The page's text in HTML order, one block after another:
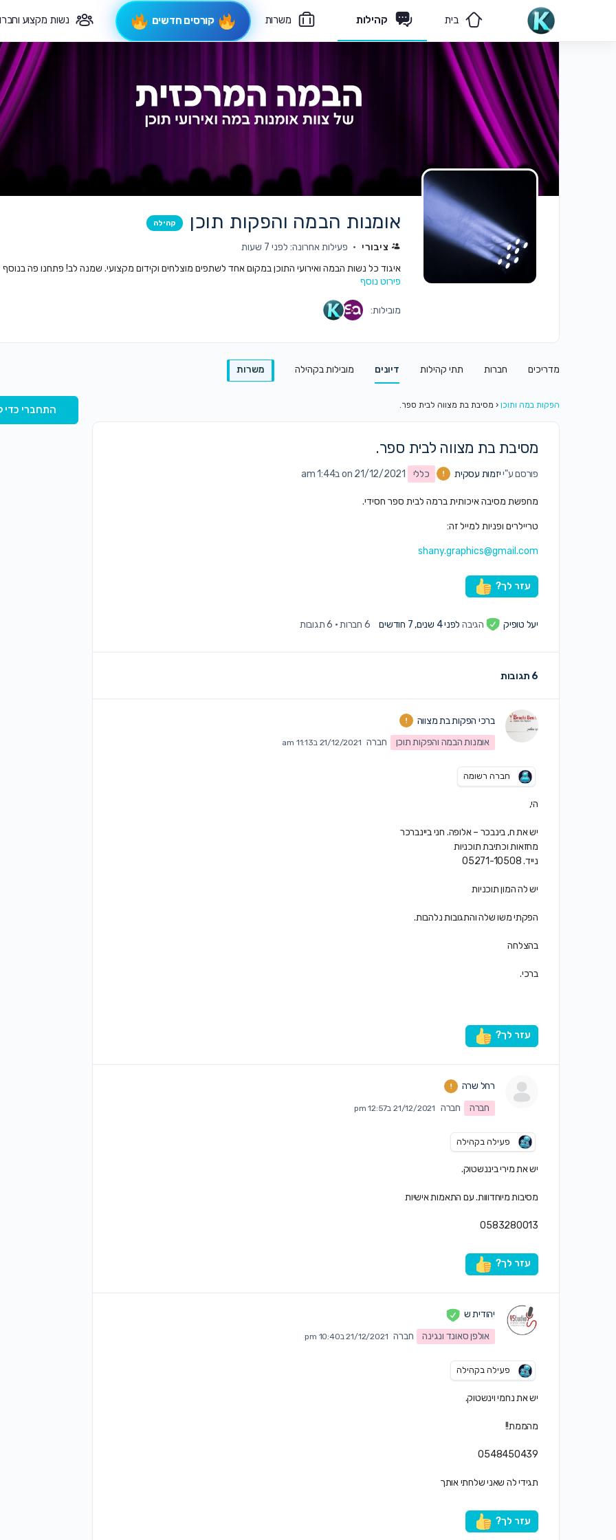
בית קהילות משרות קורסים חדשים נשות מקצוע
מאמרים
אומנות הבמה והפקות תוכן קהילה
ציבורי
פעילות אחרונה: לפני 7 שעות
איגוד כל נשות הבמה ואירועי התוכן במקום אחד לשתפים מוצלחים וקידום מקצועי. שמנה לב! פתחנו פה בנוסף
פירוט נוסף
מובילות:
מדריכים חברות תתי קהילות דיונים מובילות בקהילה משרות
הפקות במה ותוכן ‹ מסיבת בת מצווה לבית ספר.
מסיבת בת מצווה לבית ספר.
פורסם ע"ייזמות עסקית כללי on 21/12/2021 ב1:44 am
מחפשת מסיבה איכותית ברמה לבית ספר חסידי.
טריילרים ופניות למייל זה:
shany.graphics@gmail.com
עזר לך?
יעל טופיק הגיבה לפני 4 שנים, 7 חודשים 6 חברות · 6 תגובות
6 תגובות
ברכי הפקות בת מצווה
אומנות הבמה והפקות תוכן
חברה 21/12/2021 ב11:13 am
חברה רשומה
הי,
יש את ח, בינבכר – אלופה. חני ביינברכר
מחזאות וכתיבת תוכניות
נייד. 05271-10508
יש לה המון תוכניות
הפקתי משו שלה והתגובות נלהבות.
בהצלחה
ברכי.
עזר לך?
רחל שרה
חברה
חברה 21/12/2021 ב12:57 pm
פעילה בקהילה
יש את מירי ביננשטוק.
מסיבות מיוחדווות. עם התאמות אישיות
0583280013
עזר לך?
יהודית ש
אולפן סאונד ונגינה
חברה 21/12/2021 ב10:40 pm
פעילה בקהילה
יש את נחמי וינשטוק.
מהממת!!
0548450439
תגידי לה שאני שלחתי אותך
עזר לך?
התחברי כדי